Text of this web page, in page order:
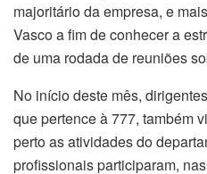
majoritário da empresa, e
Vasco a fim de conhecer a
de uma rodada de reuniões
No início deste mês,
que pertence à 777, também
perto as atividades do
profissionais participaram,